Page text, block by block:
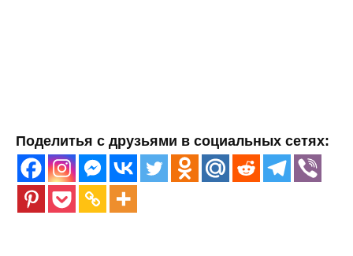
Поделитья с друзьями в социальных сетях: